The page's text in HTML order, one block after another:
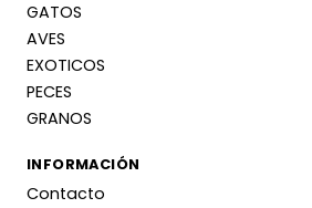
GATOS
AVES
EXOTICOS
PECES
GRANOS
INFORMACIÓN
Contacto